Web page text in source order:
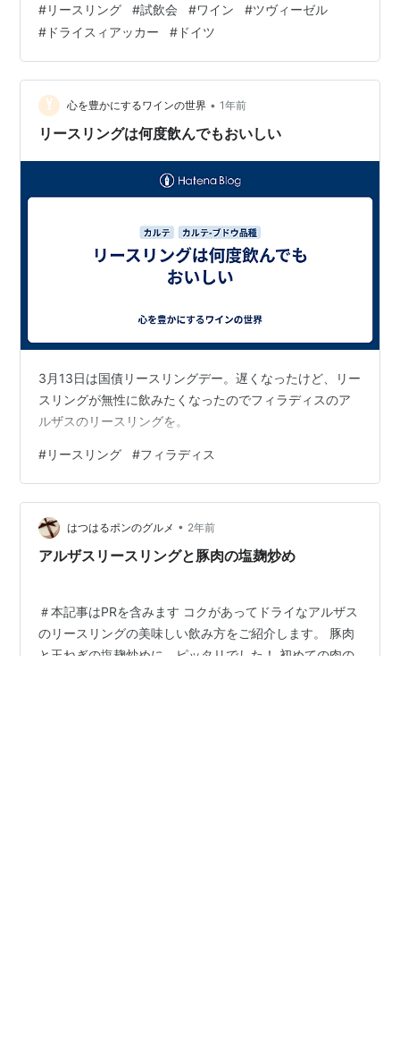
はワイン造りに対してとにかくストイックで、なんとド
イツのグラスメーカー「ツヴィーゼル（ZWIESEL）」と
一緒に、リースリングのための特注グラスまで作ってし
まうほどのこだわり。 今回はそんな究極のワイン×究極
のグラスで味わう、贅沢すぎる試飲体験をレポートして
いきたい。 ドイツ・ラインヘッセンの注…
#リースリング #試飲会 #ワイン #ツヴィーゼル
# ドライスィアッカー # ドイツ
心を豊かにするワインの世界 • 1年前
リースリングは何度飲んでもおいしい
3月13日は国債リースリングデー。遅くなったけど、リー
スリングが無性に飲みたくなったのでフィラディスのア
ルザスのリースリングを。
#リースリング #フィラディス
はつはるポンのグルメ • 2年前
アルザスリースリングと豚肉の塩麹炒め